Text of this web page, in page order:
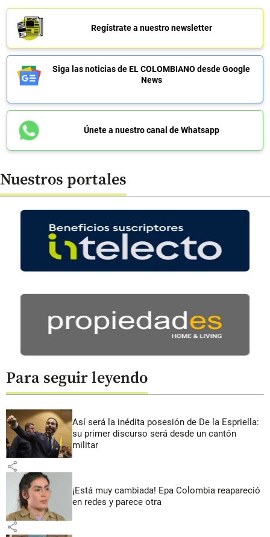
Regístrate a nuestro newsletter
Siga las noticias de EL COLOMBIANO desde Google
News
Únete a nuestro canal de Whatsapp
Nuestros portales
Para seguir leyendo
Así será la inédita posesión de De la Espriella:
su primer discurso será desde un cantón
militar
share
¡Está muy cambiada! Epa Colombia reapareció
en redes y parece otra
share